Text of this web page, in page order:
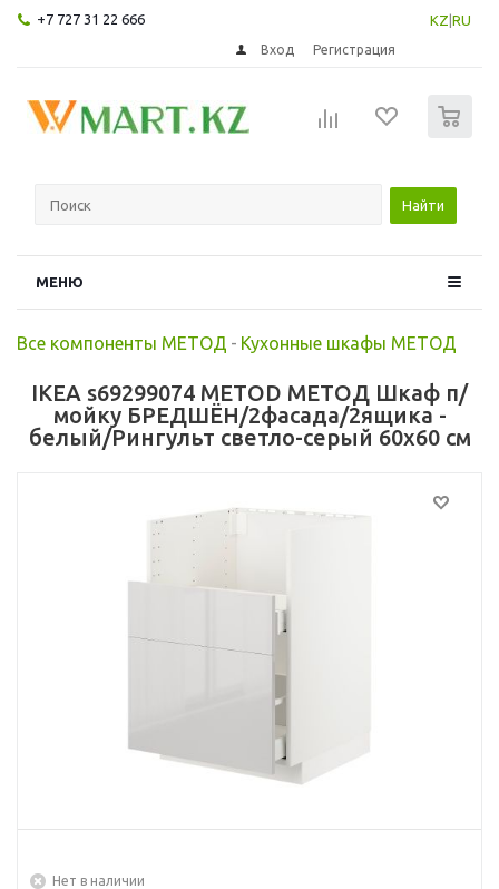
+7 727 31 22 666 KZ RU
Вход Регистрация
Найти
МЕНЮ
Все компоненты МЕТОД - Кухонные шкафы МЕТОД
IKEA s69299074 METOD МЕТОД Шкаф п/
мойку БРЕДШЁН/2фасада/2ящика -
белый/Рингульт светло-серый 60x60 см
Нет в наличии